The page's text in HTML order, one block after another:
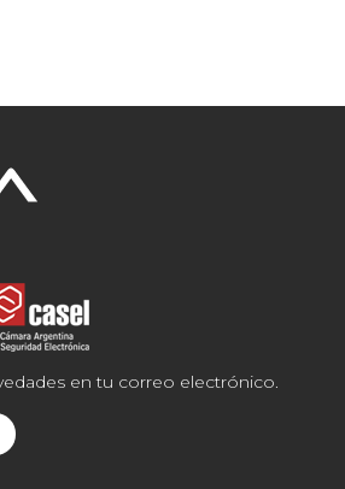
en tu correo electrónico.